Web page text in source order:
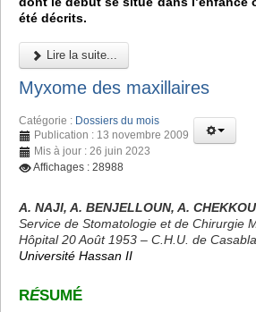
été décrits.
Lire la suite...
Myxome des maxillaires
Catégorie : Dossiers du mois
Publication : 13 novembre 2009
Mis à jour : 26 juin 2023
Affichages : 28988
A. NAJI, A. BENJELLOUN, A.
Service de Stomatologie et de Chirurgie
Hôpital 20 Août 1953 – C.H.U. de
Université Hassan II
RÉSUMÉ